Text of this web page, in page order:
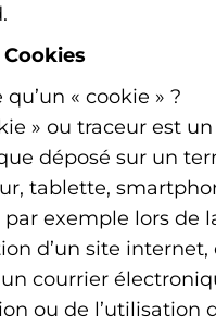
qu’un « cookie » ?
» ou traceur est
déposé sur un
tablette,
exemple lors de
d’un site internet,
courrier
ou de l’utilisation